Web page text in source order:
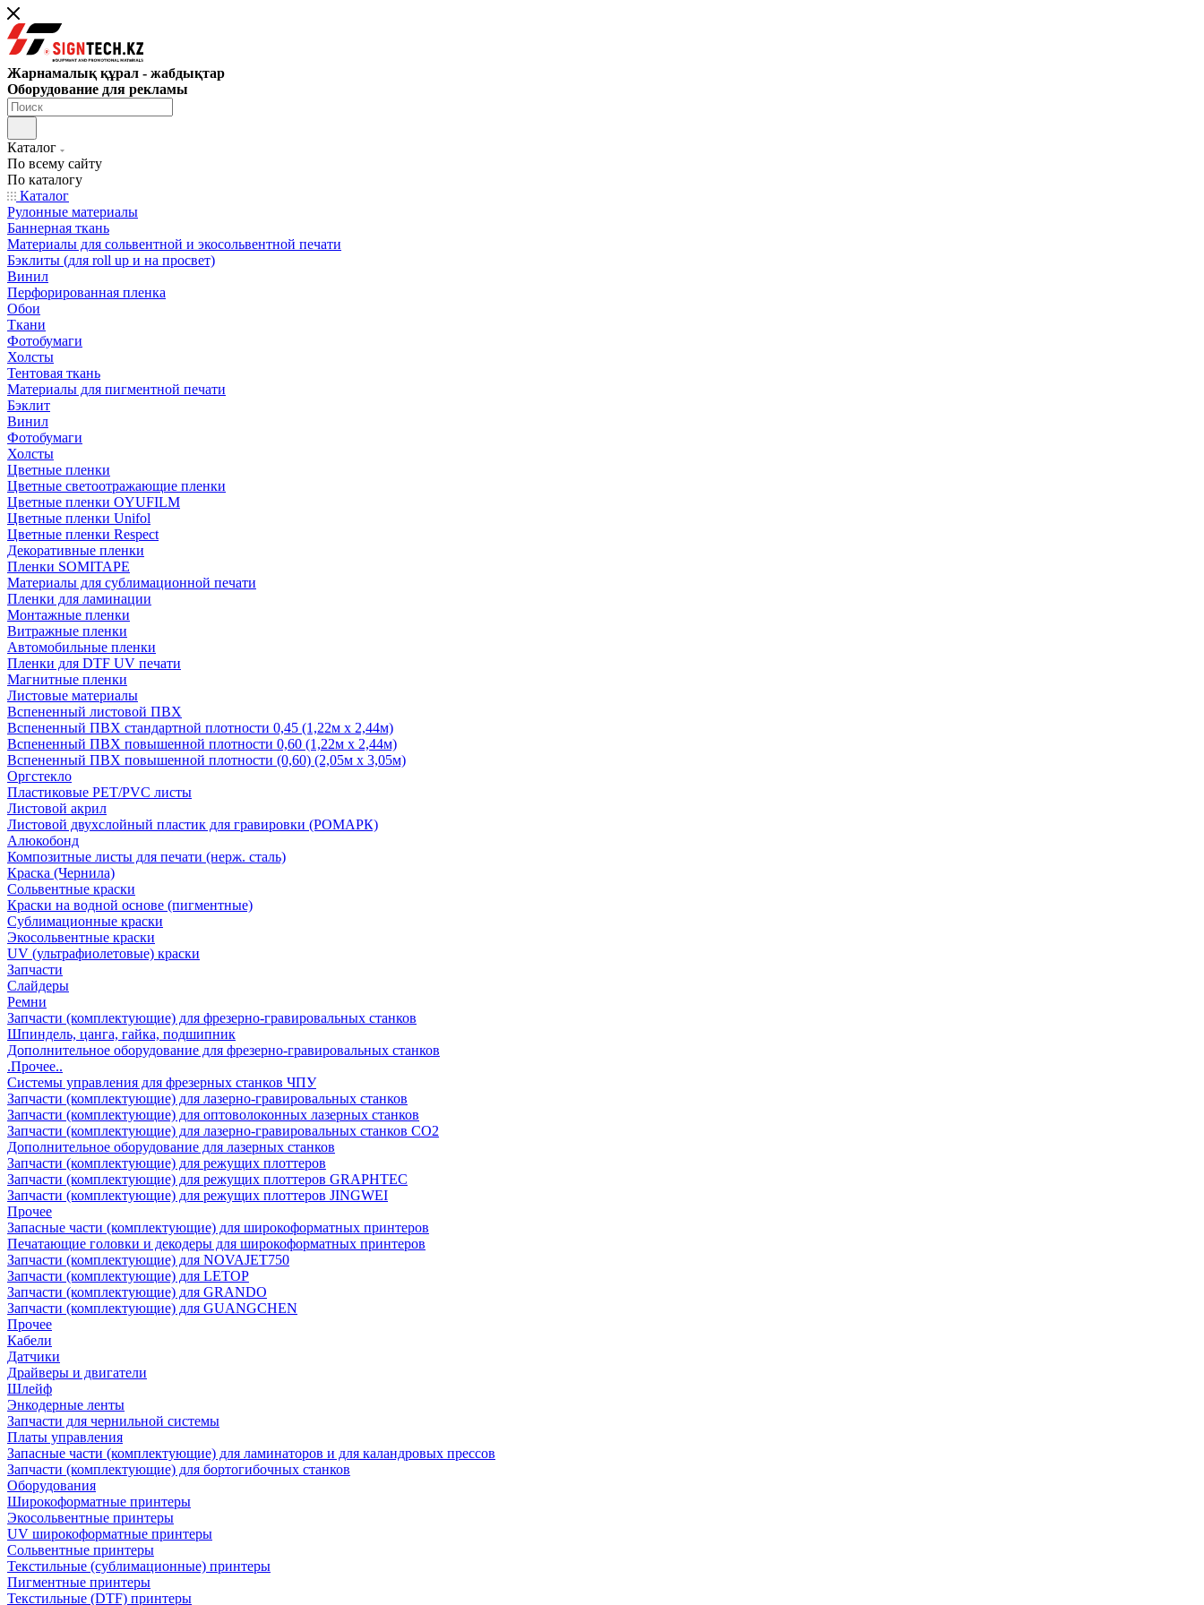
Жарнамалық құрал - жабдықтар
Оборудование для рекламы
Каталог
По всему сайту
По каталогу
Каталог
Рулонные материалы
Баннерная ткань
Материалы для сольвентной и экосольвентной печати
Бэклиты (для roll up и на просвет)
Винил
Перфорированная пленка
Обои
Ткани
Фотобумаги
Холсты
Тентовая ткань
Материалы для пигментной печати
Бэклит
Винил
Фотобумаги
Холсты
Цветные пленки
Цветные светоотражающие пленки
Цветные пленки OYUFILM
Цветные пленки Unifol
Цветные пленки Respect
Декоративные пленки
Пленки SOMITAPE
Материалы для сублимационной печати
Пленки для ламинации
Монтажные пленки
Витражные пленки
Автомобильные пленки
Пленки для DTF UV печати
Магнитные пленки
Листовые материалы
Вспененный листовой ПВХ
Вспененный ПВХ стандартной плотности 0,45 (1,22м х 2,44м)
Вспененный ПВХ повышенной плотности 0,60 (1,22м х 2,44м)
Вспененный ПВХ повышенной плотности (0,60) (2,05м х 3,05м)
Оргстекло
Пластиковые PET/PVC листы
Листовой акрил
Листовой двухслойный пластик для гравировки (РОМАРК)
Алюкобонд
Композитные листы для печати (нерж. сталь)
Краска (Чернила)
Сольвентные краски
Краски на водной основе (пигментные)
Сублимационные краски
Экосольвентные краски
UV (ультрафиолетовые) краски
Запчасти
Слайдеры
Ремни
Запчасти (комплектующие) для фрезерно-гравировальных станков
Шпиндель, цанга, гайка, подшипник
Дополнительное оборудование для фрезерно-гравировальных станков
.Прочее..
Системы управления для фрезерных станков ЧПУ
Запчасти (комплектующие) для лазерно-гравировальных станков
Запчасти (комплектующие) для оптоволоконных лазерных станков
Запчасти (комплектующие) для лазерно-гравировальных станков CO2
Дополнительное оборудование для лазерных станков
Запчасти (комплектующие) для режущих плоттеров
Запчасти (комплектующие) для режущих плоттеров GRAPHTEC
Запчасти (комплектующие) для режущих плоттеров JINGWEI
Прочее
Запасные части (комплектующие) для широкоформатных принтеров
Печатающие головки и декодеры для широкоформатных принтеров
Запчасти (комплектующие) для NOVAJET750
Запчасти (комплектующие) для LETOP
Запчасти (комплектующие) для GRANDO
Запчасти (комплектующие) для GUANGCHEN
Прочее
Кабели
Датчики
Драйверы и двигатели
Шлейф
Энкодерные ленты
Запчасти для чернильной системы
Платы управления
Запасные части (комплектующие) для ламинаторов и для каландровых прессов
Запчасти (комплектующие) для бортогибочных станков
Оборудования
Широкоформатные принтеры
Экосольвентные принтеры
UV широкоформатные принтеры
Сольвентные принтеры
Текстильные (сублимационные) принтеры
Пигментные принтеры
Текстильные (DTF) принтеры